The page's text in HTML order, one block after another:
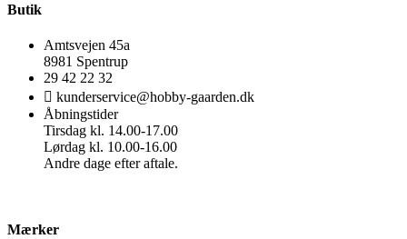
Butik
Amtsvejen 45a
8981 Spentrup
29 42 22 32
kunderservice@hobby-gaarden.dk
Åbningstider
Tirsdag kl. 14.00-17.00
Lørdag kl. 10.00-16.00
Andre dage efter aftale.
Mærker